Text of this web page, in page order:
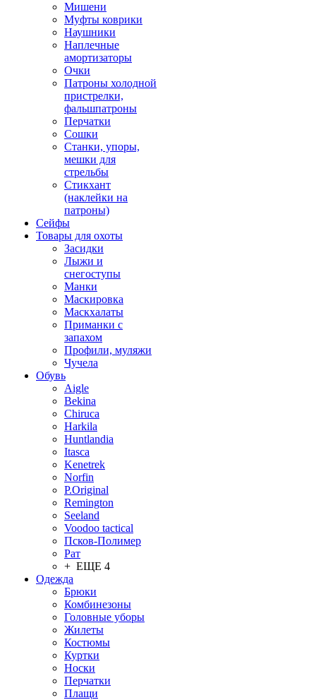
Мишени
Муфты коврики
Наушники
Наплечные
амортизаторы
Очки
Патроны холодной
пристрелки,
фальшпатроны
Перчатки
Сошки
Станки, упоры,
мешки для
стрельбы
Стикхант
(наклейки на
патроны)
Сейфы
Товары для охоты
Засидки
Лыжи и
снегоступы
Манки
Маскировка
Маскхалаты
Приманки с
запахом
Профили, муляжи
Чучела
Обувь
Aigle
Bekina
Chiruсa
Harkila
Huntlandia
Itasca
Kenetrek
Norfin
P.Original
Remington
Seeland
Voodoo tactical
Псков-Полимер
Рат
+ ЕЩЕ 4
Одежда
Брюки
Комбинезоны
Головные уборы
Жилеты
Костюмы
Куртки
Носки
Перчатки
Плащи